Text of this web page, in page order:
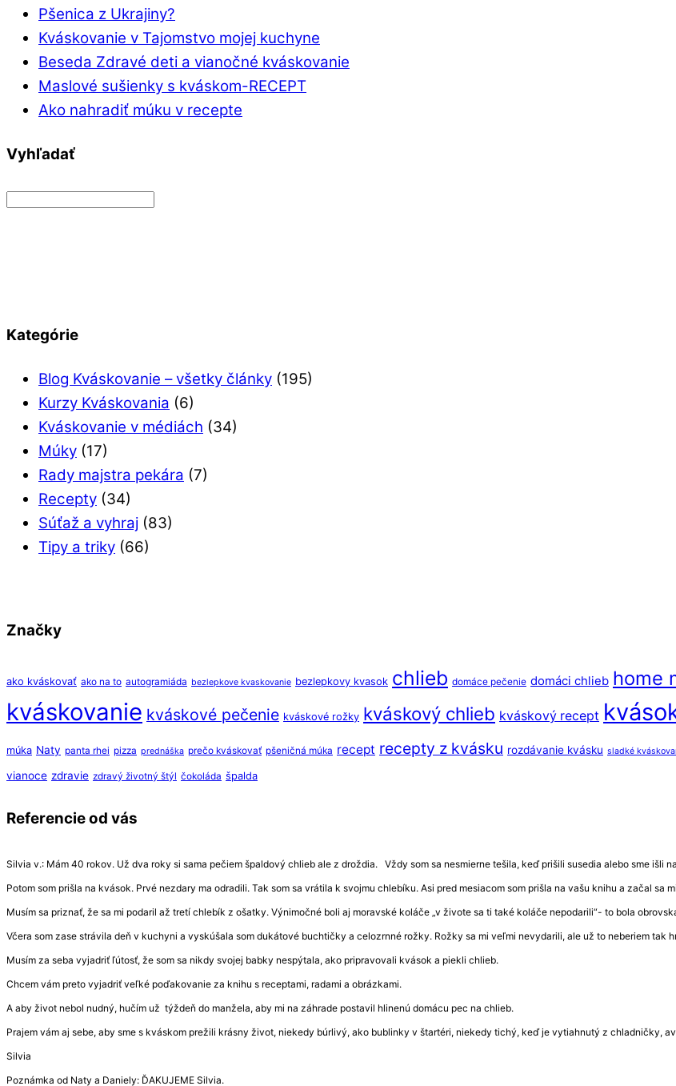
Pšenica z Ukrajiny?
Kváskovanie v Tajomstvo mojej kuchyne
Beseda Zdravé deti a vianočné kváskovanie
Maslové sušienky s kváskom-RECEPT
Ako nahradiť múku v recepte
Vyhľadať
Kategórie
Blog Kváskovanie – všetky články (195)
Kurzy Kváskovania (6)
Kváskovanie v médiách (34)
Múky (17)
Rady majstra pekára (7)
Recepty (34)
Súťaž a vyhraj (83)
Tipy a triky (66)
Značky
ako kváskovať ako na to autogramiáda bezlepkove kvaskovanie bezlepkovy kvasok chlieb domáce pečenie domáci chlieb home
kváskovanie kváskové pečenie kváskové rožky kváskový chlieb kváskový recept
múka Naty panta rhei pizza prednáška prečo kváskovať pšeničná múka recept recepty z kvásku rozdávanie kvásku sladké
vianoce zdravie zdravý životný štýl čokoláda špalda
Referencie od vás
Silvia v.: Mám 40 rokov. Už dva roky si sama pečiem špaldový chlieb ale z droždia. Vždy som sa nesmierne tešila, keď prišili susedia alebo sme išli
Potom som prišla na kvások. Prvé nezdary ma odradili. Tak som sa vrátila k svojmu chlebíku. Asi pred mesiacom som prišla na vašu knihu a začal sa
Musím sa priznať, že sa mi podaril až tretí chlebík z ošatky. Výnimočné boli aj moravské koláče „v živote sa ti také koláče nepodarili“- to bola
Včera som zase strávila deň v kuchyni a vyskúšala som dukátové buchtičky a celozrnné rožky. Rožky sa mi veľmi nevydarili, ale už to neberiem tak
Musím za seba vyjadriť ľútosť, že som sa nikdy svojej babky nespýtala, ako pripravovali kvások a piekli chlieb.
Chcem vám preto vyjadriť veľké poďakovanie za knihu s receptami, radami a obrázkami.
A aby život nebol nudný, hučím už týždeň do manžela, aby mi na záhrade postavil hlinenú domácu pec na chlieb.
Prajem vám aj sebe, aby sme s kváskom prežili krásny život, niekedy búrlivý, ako bublinky v štartéri, niekedy tichý, keď je vytiahnutý z chladničky,
Silvia
Poznámka od Naty a Daniely: ĎAKUJEME Silvia.